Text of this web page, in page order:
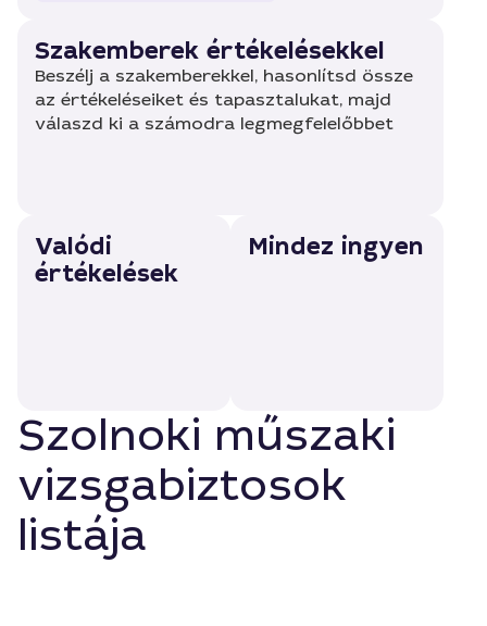
Szakemberek értékelésekkel
Beszélj a szakemberekkel, hasonlítsd össze
az értékeléseiket és tapasztalukat, majd
válaszd ki a számodra legmegfelelőbbet
Valódi
értékelések
Mindez ingyen
Szolnoki műszaki
vizsgabiztosok
listája